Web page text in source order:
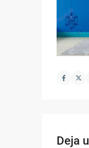
Deja